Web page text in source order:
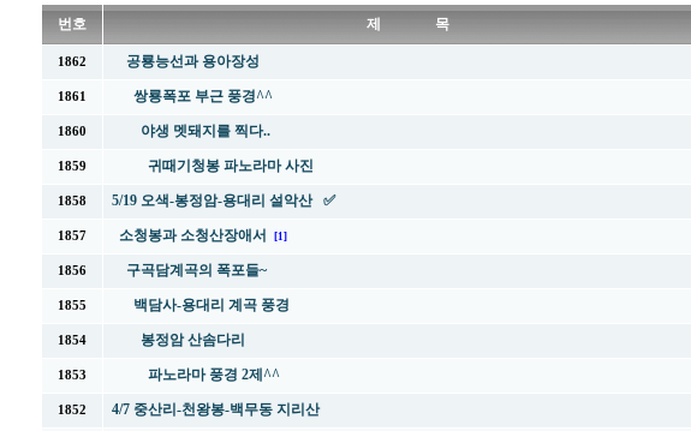
번호 제 목
1862 공룡능선과 용아장성
1861 쌍룡폭포 부근 풍경^^
1860 야생 멧돼지를 찍다..
1859 귀때기청봉 파노라마 사진
1858 5/19 오색-봉정암-용대리 설악산 ✅
1857 소청봉과 소청산장애서 [1]
1856 구곡담계곡의 폭포들~
1855 백담사-용대리 계곡 풍경
1854 봉정암 산솜다리
1853 파노라마 풍경 2제^^
1852 4/7 중산리-천왕봉-백무동 지리산